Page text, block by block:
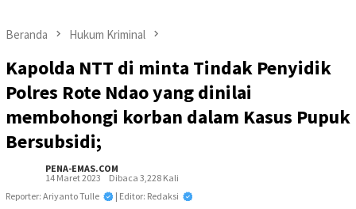
Beranda Hukum Kriminal
Kapolda NTT di minta Tindak Penyidik
Polres Rote Ndao yang dinilai
membohongi korban dalam Kasus Pupuk
Bersubsidi;
PENA-EMAS.COM
14 Maret 2023
Dibaca 3,228 Kali
Reporter: Ariyanto Tulle
| Editor: Redaksi